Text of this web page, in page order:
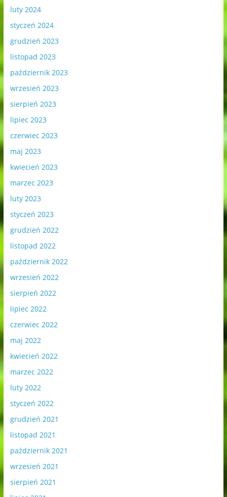
luty 2024
styczeń 2024
grudzień 2023
listopad 2023
październik 2023
wrzesień 2023
sierpień 2023
lipiec 2023
czerwiec 2023
maj 2023
kwiecień 2023
marzec 2023
luty 2023
styczeń 2023
grudzień 2022
listopad 2022
październik 2022
wrzesień 2022
sierpień 2022
lipiec 2022
czerwiec 2022
maj 2022
kwiecień 2022
marzec 2022
luty 2022
styczeń 2022
grudzień 2021
listopad 2021
październik 2021
wrzesień 2021
sierpień 2021